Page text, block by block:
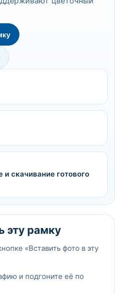
скачивание готового
эту рамку
«Вставить фото в эту
и подгоните её по